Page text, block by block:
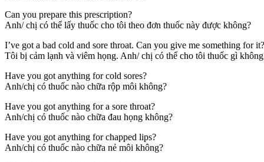
Can you prepare this prescription?
Anh/ chị có thể lấy thuốc cho tôi theo đơn thuốc này được không?
I’ve got a bad cold and sore throat. Can you give me something for it?
Tôi bị cảm lạnh và viêm họng. Anh/ chị có thể cho tôi thuốc gì
Have you got anything for cold sores?
Anh/chị có thuốc nào chữa rộp môi không?
Have you got anything for a sore throat?
Anh/chị có thuốc nào chữa đau họng không?
Have you got anything for chapped lips?
Anh/chị có thuốc nào chữa nẻ môi không?